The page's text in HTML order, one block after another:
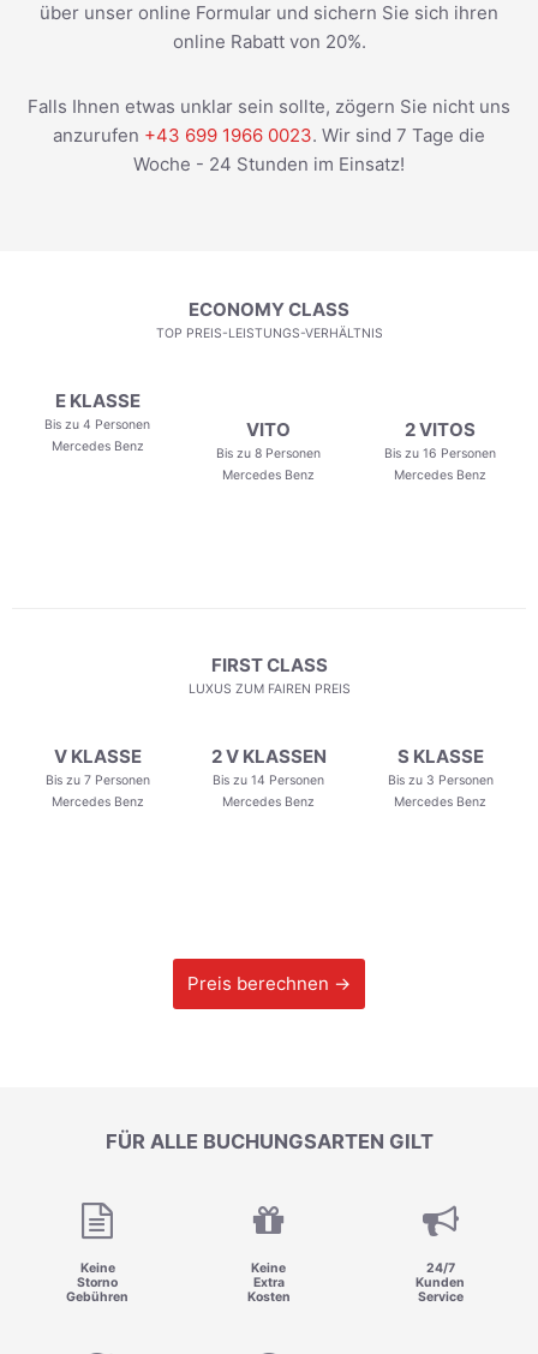
über unser online Formular und sichern Sie sich ihren
online Rabatt von 20%.
Falls Ihnen etwas unklar sein sollte, zögern Sie nicht uns
anzurufen +43 699 1966 0023. Wir sind 7 Tage die
Woche - 24 Stunden im Einsatz!
ECONOMY CLASS
TOP PREIS-LEISTUNGS-VERHÄLTNIS
E KLASSE
Bis zu 4 Personen
Mercedes Benz
VITO
Bis zu 8 Personen
Mercedes Benz
2 VITOS
Bis zu 16 Personen
Mercedes Benz
FIRST CLASS
LUXUS ZUM FAIREN PREIS
V KLASSE
Bis zu 7 Personen
Mercedes Benz
2 V KLASSEN
Bis zu 14 Personen
Mercedes Benz
S KLASSE
Bis zu 3 Personen
Mercedes Benz
Preis berechnen →
FÜR ALLE BUCHUNGSARTEN GILT
Keine
Storno
Gebühren
Keine
Extra
Kosten
24/7
Kunden
Service